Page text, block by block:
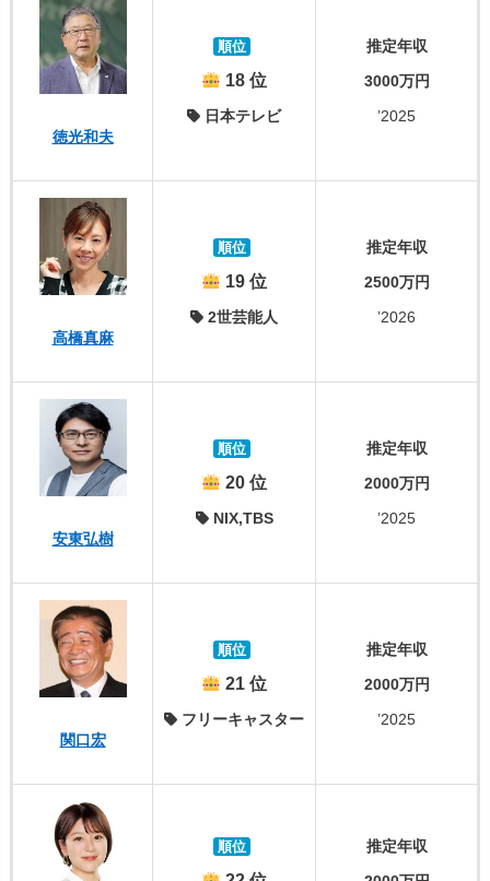
徳光和夫
順位
18 位
日本テレビ
推定年収
3000万円
’2025
高橋真麻
順位
19 位
2世芸能人
推定年収
2500万円
’2026
安東弘樹
順位
20 位
NIX,TBS
推定年収
2000万円
’2025
関口宏
順位
21 位
フリーキャスター
推定年収
2000万円
’2025
順位
推定年収